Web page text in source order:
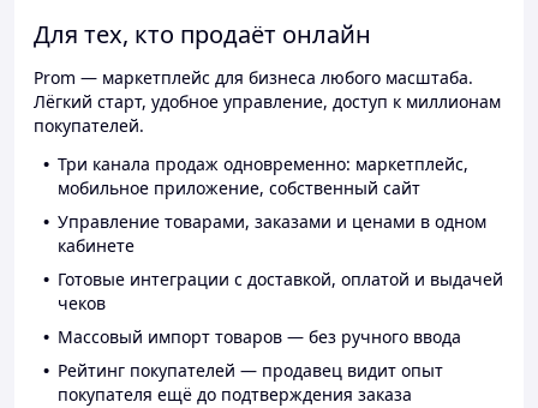
Для тех, кто продаёт онлайн
Prom — маркетплейс для бизнеса любого масштаба.
Лёгкий старт, удобное управление, доступ к миллионам
покупателей.
Три канала продаж одновременно: маркетплейс,
мобильное приложение, собственный сайт
Управление товарами, заказами и ценами в одном
кабинете
Готовые интеграции с доставкой, оплатой и выдачей
чеков
Массовый импорт товаров — без ручного ввода
Рейтинг покупателей — продавец видит опыт
покупателя ещё до подтверждения заказа